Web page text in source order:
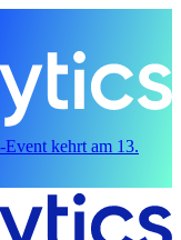
kehrt am 13.